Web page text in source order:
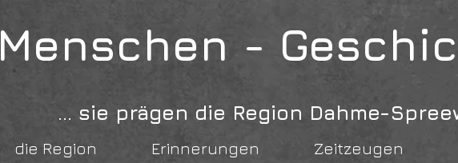
Menschen -
... sie prägen die Region Dahme-
die Region Erinnerungen Zeitzeugen